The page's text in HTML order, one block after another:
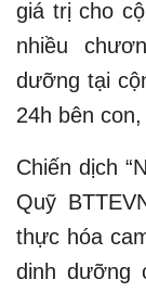
giá trị cho
nhiều
dưỡng tại
24h bên
Chiến dịch
Quỹ
thực hóa
dinh dưỡng